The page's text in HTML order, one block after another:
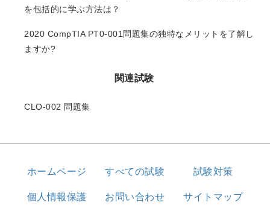
を包括的に学ぶ方法は？
2020 CompTIA PT0-001問題集の独特なメリットを了解し
ますか?
関連試験
CLO-002 問題集
ホームページ すべての試験 試験対策
個人情報保護 お問い合わせ サイトマップ